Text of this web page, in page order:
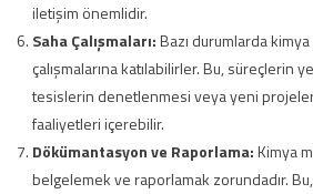
iletişim önemlidir.
Saha Çalışmaları:Bazı durumlarda
çalışmalarına katılabilirler. Bu, süreçlerin
tesislerin denetlenmesi veya yeni
faaliyetleri içerebilir.
Dökümantasyon ve Raporlama:Kimya
belgelemek ve raporlamak zorundadır.